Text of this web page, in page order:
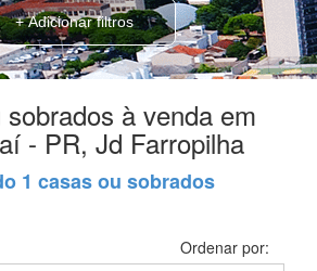
+ Adicionar filtros
à venda em
- PR, Jd Farropilha
1 casas ou sobrados
Ordenar por: